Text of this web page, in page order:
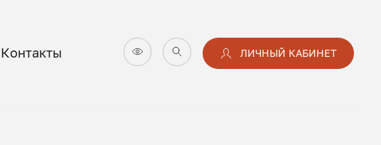
Контакты ЛИЧНЫЙ КАБИНЕТ